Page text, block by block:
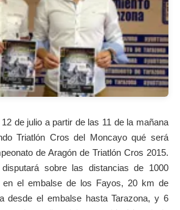
de julio a partir de las 11 de la mañana
Triatlón Cros del Moncayo qué será
de Aragón de Triatlón Cros 2015.
sobre las distancias de 1000
en el embalse de los Fayos, 20 km de
desde el embalse hasta Tarazona, y 6